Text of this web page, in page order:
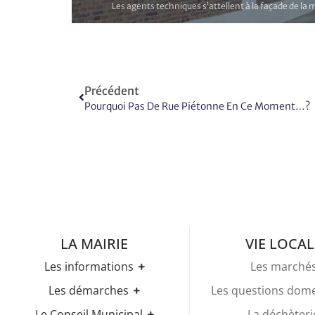
Les agents techniques s’attellent à la façade de
Précédent
Pourquoi Pas De Rue Piétonne En Ce Moment…?
LA MAIRIE
Les informations
Les horaires
Les démarches
Etat-civil
VIE
Les
Les questions